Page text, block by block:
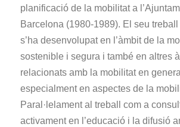
planificació de la mobilitat a
Barcelona (1980-1989). El seu treball
s’ha desenvolupat en l’àmbit de la
sostenible i segura i també en altres
relacionats amb la mobilitat en
especialment en aspectes de la
Paral·lelament al treball com a
activament en l’educació i la difusió